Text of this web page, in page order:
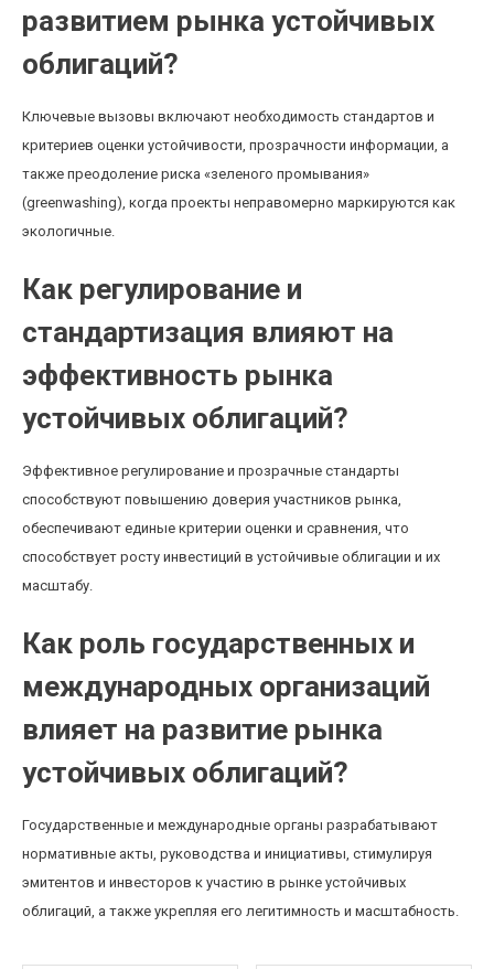
развитием рынка устойчивых
облигаций?
Ключевые вызовы включают необходимость стандартов и
критериев оценки устойчивости, прозрачности информации, а
также преодоление риска «зеленого промывания»
(greenwashing), когда проекты неправомерно маркируются как
экологичные.
Как регулирование и
стандартизация влияют на
эффективность рынка
устойчивых облигаций?
Эффективное регулирование и прозрачные стандарты
способствуют повышению доверия участников рынка,
обеспечивают единые критерии оценки и сравнения, что
способствует росту инвестиций в устойчивые облигации и их
масштабу.
Как роль государственных и
международных организаций
влияет на развитие рынка
устойчивых облигаций?
Государственные и международные органы разрабатывают
нормативные акты, руководства и инициативы, стимулируя
эмитентов и инвесторов к участию в рынке устойчивых
облигаций, а также укрепляя его легитимность и масштабность.